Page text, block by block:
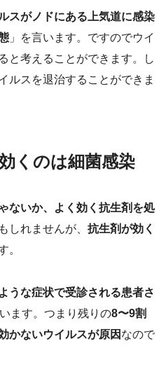
スがノドにある上気道に感染
」を言います。ですのでウイ
と考えることができます。し
ルスを退治することができま
くのは細菌感染
ないか、よく効く抗生剤を処
しれませんが、 抗生剤が効く
。
うな症状で受診される患者さ
ます。つまり残りの8〜9割
かないウイルスが原因 なので